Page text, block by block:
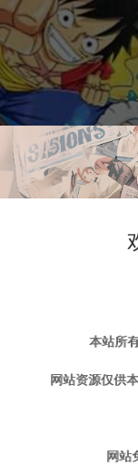
本站所
网站资源仅供
网站